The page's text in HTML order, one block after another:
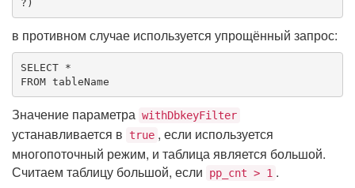
?)
в противном случае используется упрощённый запрос:
SELECT
FROM tableName
Значение параметра withDbkeyFilter
устанавливается в true , если используется
многопоточный режим, и таблица является большой.
Считаем таблицу большой, если
pp_cnt > 1 .